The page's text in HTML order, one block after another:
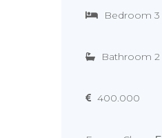
Bedroom 3
Bathroom 2
400.000